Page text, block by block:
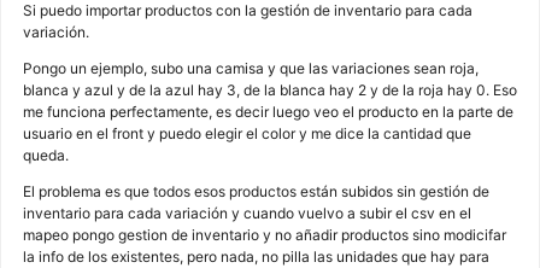
Si puedo importar productos con la gestión de inventario para cada
variación.
Pongo un ejemplo, subo una camisa y que las variaciones sean roja,
blanca y azul y de la azul hay 3, de la blanca hay 2 y de la roja hay 0. Eso
me funciona perfectamente, es decir luego veo el producto en la parte de
usuario en el front y puedo elegir el color y me dice la cantidad que
queda.
El problema es que todos esos productos están subidos sin gestión de
inventario para cada variación y cuando vuelvo a subir el csv en el
mapeo pongo gestion de inventario y no añadir productos sino modicifar
la info de los existentes, pero nada, no pilla las unidades que hay para